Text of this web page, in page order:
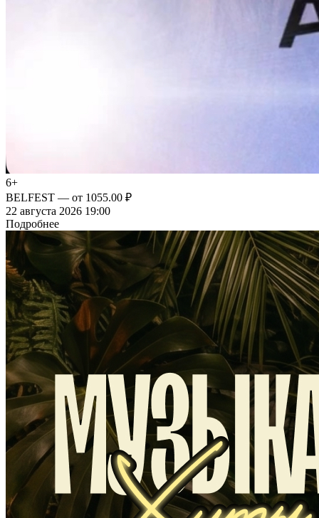
6+
BELFEST — от 1055.00 ₽
22 августа 2026 19:00
Подробнее